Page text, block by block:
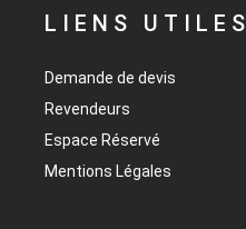
LIENS UTILES
Demande de devis
Revendeurs
Espace Réservé
Mentions Légales